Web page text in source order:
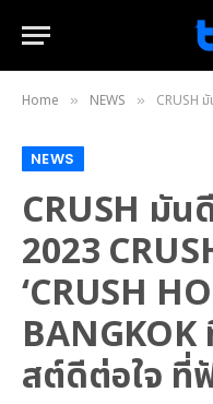
Home » NEWS » CRUSH มันดีมากครัช!
NEWS
CRUSH มั
2023
‘CRUSH
สต์ดีต่อใจ ที่